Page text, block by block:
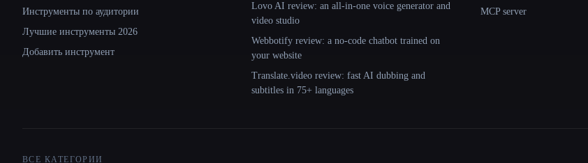
Инструменты по аудитории
Лучшие инструменты 2026
Добавить инструмент
Lovo AI review: an all-in-one voice generator and
video studio
Webbotify review: a no-code chatbot trained on
your website
Translate.video review: fast AI dubbing and
subtitles in 75+ languages
MCP server
ВСЕ КАТЕГОРИИ